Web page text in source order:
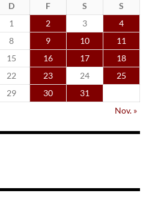
D F S
S
1
2 3
4
8 9 10
11
15 16 17
18
22 23 24
25
29 30
31
Nov. »